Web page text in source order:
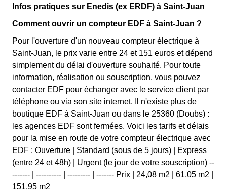
Infos pratiques sur Enedis (ex ERDF) à Saint-Juan
Comment ouvrir un compteur EDF à Saint-Juan ?
Pour l'ouverture d'un nouveau compteur électrique à
Saint-Juan, le prix varie entre 24 et 151 euros et dépend
simplement du délai d'ouverture souhaité. Pour toute
information, réalisation ou souscription, vous pouvez
contacter EDF pour échanger avec le service client par
téléphone ou via son site internet. Il n'existe plus de
boutique EDF à Saint-Juan ou dans le 25360 (Doubs) :
les agences EDF sont fermées. Voici les tarifs et délais
pour la mise en route de votre compteur électrique avec
EDF : Ouverture | Standard (sous de 5 jours) | Express
(entre 24 et 48h) | Urgent (le jour de votre souscription) --
------- | ---------- | --------- | ------- Prix | 24,08 m2 | 61,05 m2 |
151,95 m2